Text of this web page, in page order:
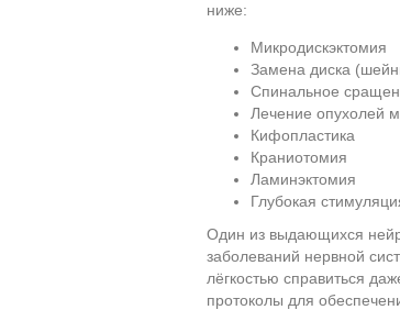
ниже:
Микродискэктомия
Замена диска
Спинальное
Лечение опухолей
Кифопластика
Краниотомия
Ламинэктомия
Глубокая
Один из выдающихся
заболеваний нервной
лёгкостью справиться
протоколы для